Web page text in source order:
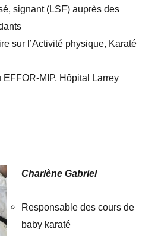
signant (LSF) auprès des
sur l’Activité physique, Karaté
EFFOR-MIP, Hôpital Larrey
Charlène Gabriel
Responsable des cours de
baby karaté